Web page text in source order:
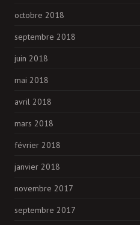
octobre 2018
septembre 2018
juin 2018
mai 2018
avril 2018
mars 2018
février 2018
janvier 2018
novembre 2017
septembre 2017